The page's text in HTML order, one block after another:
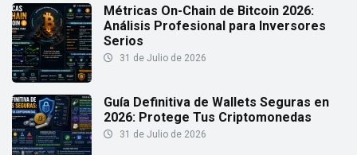
Métricas On-Chain de Bitcoin 2026:
Análisis Profesional para Inversores
Serios
31 de Julio de 2026
Guía Definitiva de Wallets Seguras en
2026: Protege Tus Criptomonedas
31 de Julio de 2026